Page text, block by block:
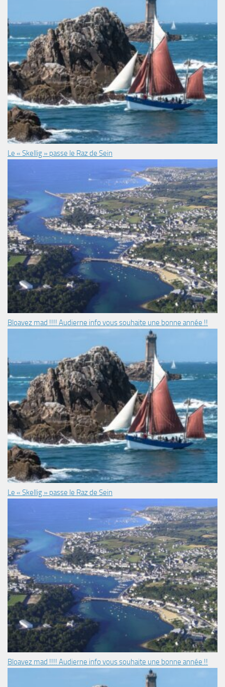
Le « Skellig » passe le Raz de Sein
Bloavez mad !!!! Audierne info vous souhaite une bonne année !!
Le « Skellig » passe le Raz de Sein
Bloavez mad !!!! Audierne info vous souhaite une bonne année !!